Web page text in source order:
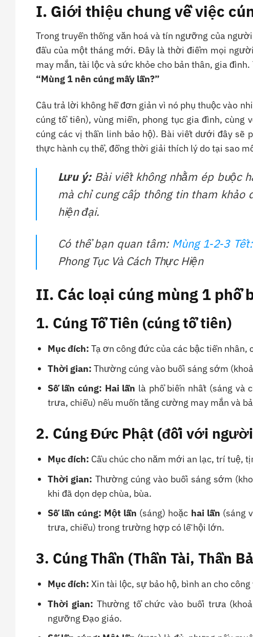
I. Giới thiệu chung về việc
Trong truyền thống văn hoá và tín ngưỡng của
đầu của một tháng mới. Đây là thời điểm mọi
may mắn, tài lộc và sức khỏe cho bản thân, gia
“Mùng 1 nên cúng mấy lần?”
Câu trả lời không hề đơn giản vì nó phụ thuộc vào
cúng tổ tiên), vùng miền, phong tục gia đình, cùng
cúng các vị thần linh bảo hộ). Bài viết dưới đây sẽ
thực hành cụ thể, đồng thời giải thích lý do tại sao
Lưu ý:Bài viết không nhằm ép buộc
mà chỉ cung cấp thông tin tham
hiện đại.
Có thể bạn quan tâm: Mùng 1‑2‑3
Phong Tục Và Cách Thực Hiện
II. Các loại cúng mùng 1 phổ
1. Cúng Tổ Tiên (cúng tổ tiên)
Mục đích: Tạ ơn công đức của các bậc tiền
Thời gian: Thường cúng vào buổi sáng sớm
Số lần cúng: Hai lần là phổ biến nhất (sáng và
trưa, chiều) nếu muốn tăng cường may mắn và
2. Cúng Đức Phật (đối với
Mục đích: Cầu chúc cho năm mới an lạc, trí tuệ,
Thời gian: Thường cúng vào buổi sáng sớm
khi đã dọn dẹp chùa, bùa.
Số lần cúng: Một lần (sáng) hoặc hai lần (sáng
trưa, chiều) trong trường hợp có lễ hội lớn.
3. Cúng Thần (Thần Tài, Thần
Mục đích: Xin tài lộc, sự bảo hộ, bình an cho
Thời gian: Thường tổ chức vào buổi trưa
ngưỡng Đạo giáo.